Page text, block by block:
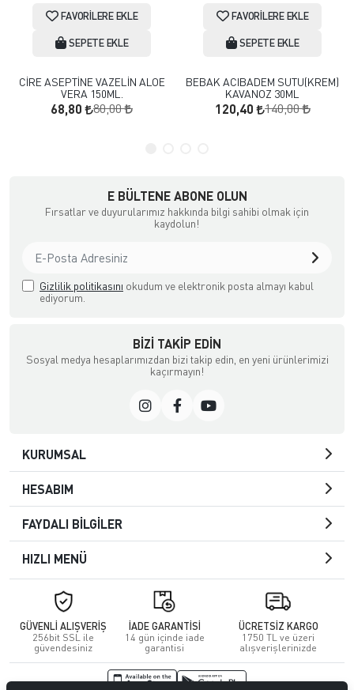
FAVORILERE EKLE
SEPETE EKLE
CİRE ASEPTİNE VAZELİN ALOE
VERA 150ML.
68,80 80,00
FAVORILERE EKLE
SEPETE EKLE
BEBAK ACIBADEM SUTU(KREM)
KAVANOZ 30ML
120,40 140,00
E BÜLTENE ABONE OLUN
Fırsatlar ve duyurularımız hakkında bilgi sahibi olmak için
kaydolun!
Gizlilik politikasını okudum ve elektronik posta almayı kabul
ediyorum.
BIZI TAKIP EDIN
Sosyal medya hesaplarımızdan bizi takip edin, en yeni ürünlerimizi
kaçırmayın!
KURUMSAL
HESABIM
FAYDALI BİLGİLER
HIZLI MENÜ
GÜVENLİ ALIŞVERİŞ
256bit SSL ile
güvendesiniz
İADE GARANTİSİ
14 gün içinde iade
garantisi
ÜCRETSİZ KARGO
1750 TL ve üzeri
alışverişlerinizde